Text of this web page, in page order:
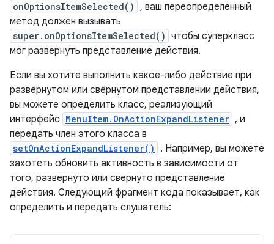
onOptionsItemSelected() , ваш переопределенный
метод должен вызывать
super.onOptionsItemSelected() чтобы суперкласс
мог развернуть представление действия.
Если вы хотите выполнить какое-либо действие при
развёрнутом или свёрнутом представлении действия,
вы можете определить класс, реализующий
интерфейс MenuItem.OnActionExpandListener , и
передать член этого класса в
setOnActionExpandListener()
. Например, вы можете
захотеть обновить активность в зависимости от
того, развёрнуто или свернуто представление
действия. Следующий фрагмент кода показывает, как
определить и передать слушатель: